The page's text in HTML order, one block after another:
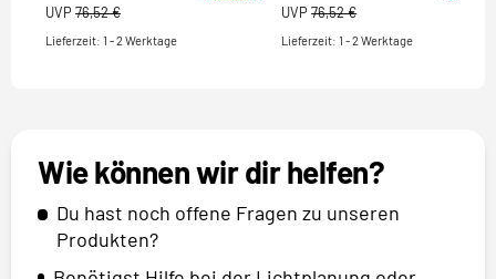
UVP 76,52 €
Lieferzeit: 1 - 2 Werktage
UVP 76,52 €
Lieferzeit: 1 - 2 Werktage
Wie können wir dir helfen?
Du hast noch offene Fragen zu unseren
Produkten?